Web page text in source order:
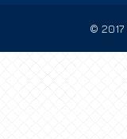
© 2017